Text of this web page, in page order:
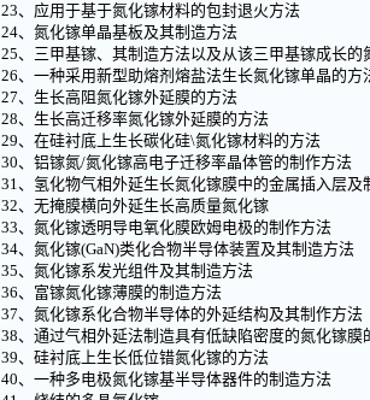
23、应用于基于氮化镓材料的包封退火方法
24、氮化镓单晶基板及其制造方法
25、三甲基镓、其制造方法以及从该三甲基镓成长的
26、一种采用新型助熔剂熔盐法生长氮化镓单晶的方
27、生长高阻氮化镓外延膜的方法
28、生长高迁移率氮化镓外延膜的方法
29、在硅衬底上生长碳化硅\氮化镓材料的方法
30、铝镓氮/氮化镓高电子迁移率晶体管的制作方法
31、氢化物气相外延生长氮化镓膜中的金属插入层及
32、无掩膜横向外延生长高质量氮化镓
33、氮化镓透明导电氧化膜欧姆电极的制作方法
34、氮化镓(GaN)类化合物半导体装置及其制造方法
35、氮化镓系发光组件及其制造方法
36、富镓氮化镓薄膜的制造方法
37、氮化镓系化合物半导体的外延结构及其制作方法
38、通过气相外延法制造具有低缺陷密度的氮化镓膜
39、硅衬底上生长低位错氮化镓的方法
40、一种多电极氮化镓基半导体器件的制造方法